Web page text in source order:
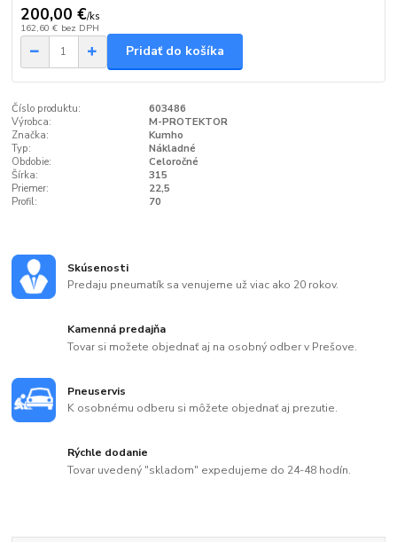
200,00 €/ks
162,60 € bez DPH
Pridať do košíka
Číslo produktu:
603486
Výrobca:
M-PROTEKTOR
Značka:
Kumho
Typ:
Nákladné
Obdobie:
Celoročné
Šírka:
315
Priemer:
22,5
Profil:
70
Skúsenosti
Predaju pneumatík sa venujeme už viac ako 20 rokov.
Kamenná predajňa
Tovar si možete objednať aj na osobný odber v Prešove.
Pneuservis
K osobnému odberu si môžete objednať aj prezutie.
Rýchle dodanie
Tovar uvedený "skladom" expedujeme do 24-48 hodín.